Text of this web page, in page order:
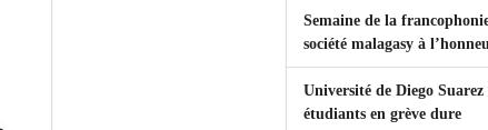
Semaine de la
société malagasy à
Université de Diego Suarez
étudiants en grève dure